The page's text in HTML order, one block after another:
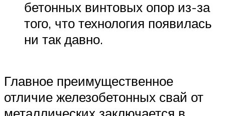
бетонных винтовых опор из-за
того, что технология появилась
ни так давно.
Главное преимущественное
отличие железобетонных свай от